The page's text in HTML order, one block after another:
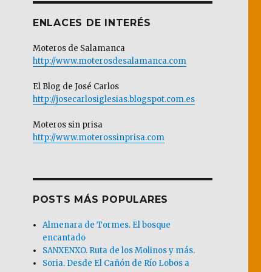
ENLACES DE INTERÉS
Moteros de Salamanca
http://www.moterosdesalamanca.com
El Blog de José Carlos
http://josecarlosiglesias.blogspot.com.es
Moteros sin prisa
http://www.moterossinprisa.com
POSTS MÁS POPULARES
Almenara de Tormes. El bosque
encantado
SANXENXO. Ruta de los Molinos y más.
Soria. Desde El Cañón de Río Lobos a